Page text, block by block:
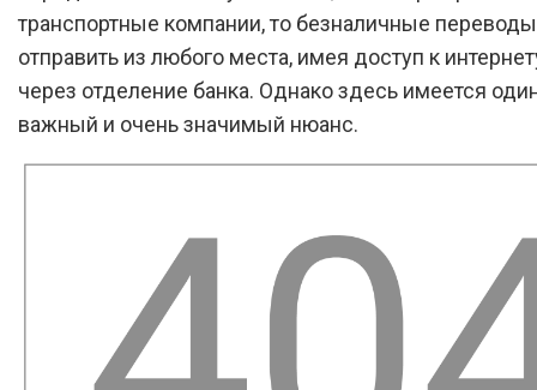
транспортные компании, то безналичные
отправить из любого места, имея доступ к
через отделение банка. Однако здесь имеется
важный и очень значимый нюанс.